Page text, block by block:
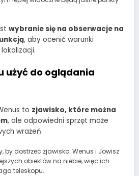
wybranie się na obserwacje na
, aby ocenić warunki
użyć do oglądania
to zjawisko, które można
, ale odpowiedni sprzęt może
wrażeń.
by dostrzec zjawisko. Wenus i Jowisz
obiektów na niebie, więc ich
teleskopu.